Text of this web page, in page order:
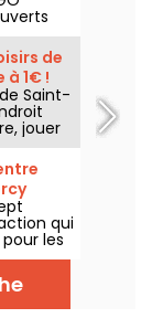
la de
à 1€ !
Saint-
jouer
âge :
le
tarif
qui
les
réalité
les
la vivant